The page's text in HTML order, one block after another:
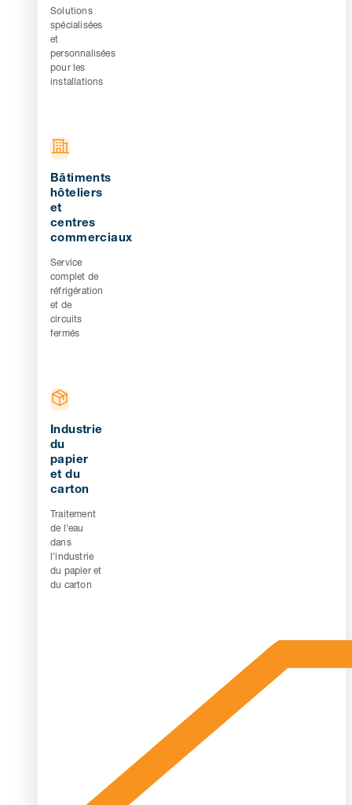
Solutions
spécialisées
et
personnalisées
pour les
installations
Bâtiments
hôteliers
et
centres
commerciaux
Service
complet de
réfrigération
et de
circuits
fermés
Industrie
du
papier
et du
carton
Traitement
de l'eau
dans
l'industrie
du papier et
du carton